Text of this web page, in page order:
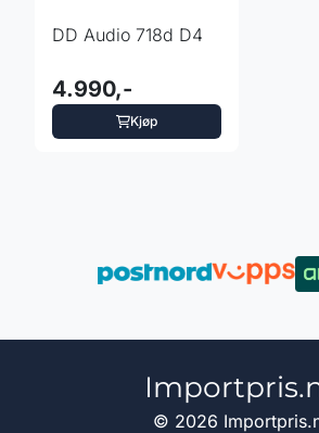
DD Audio 718d D4
4.990,-
Kjøp
© 2026